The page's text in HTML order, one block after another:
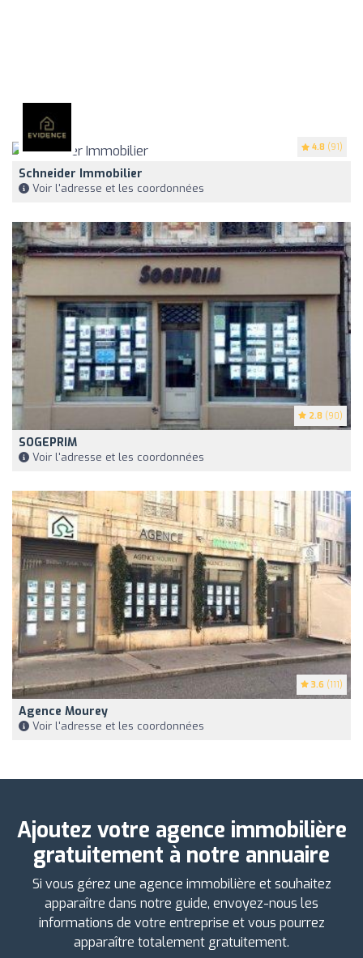
4.8 (91)
Schneider Immobilier
Voir l'adresse et les coordonnées
2.8 (90)
SOGEPRIM
Voir l'adresse et les coordonnées
3.6 (111)
Agence Mourey
Voir l'adresse et les coordonnées
Ajoutez votre agence immobilière
gratuitement à notre annuaire
Si vous gérez une agence immobilière et souhaitez
apparaître dans notre guide, envoyez-nous les
informations de votre entreprise et vous pourrez
apparaître totalement gratuitement.